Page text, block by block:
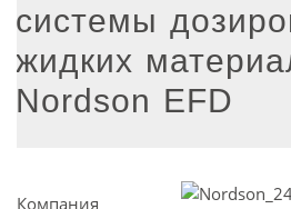
системы
жидких
Nordson EFD
Компания